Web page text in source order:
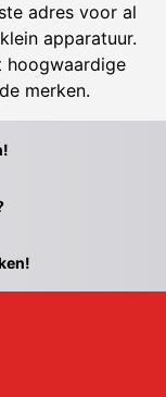
adres voor al
apparatuur.
hoogwaardige
merken.